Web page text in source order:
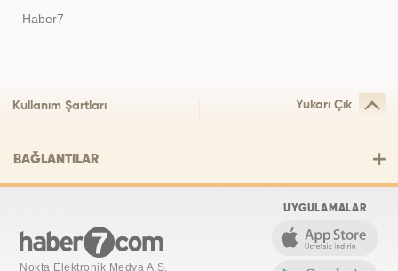
Haber7
Kullanım Şartları Yukarı Çık
BAĞLANTILAR
Nokta Elektronik Medya A.Ş.
UYGULAMALAR